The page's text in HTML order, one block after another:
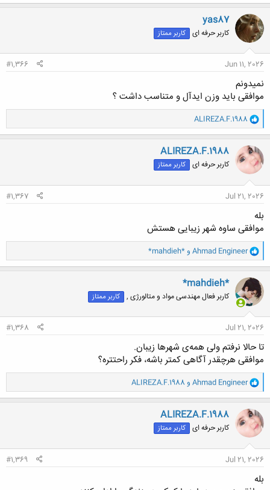
ک
ن
ش
ه
ا
yas87
کاربر حرفه ای کاربر ممتاز
Jun 11, 2026
#1,366
نمیدونم
موافقی باید وزن ایدآل و متناسب داشت ؟
و
ا
ک
ن
ش
ه
ا
ALIREZA.F.1988
ALIREZA.F.1988
کاربر حرفه ای کاربر ممتاز
Jul 21, 2026
#1,367
بله
موافقی ساوه شهر زیبایی هستش
و
ا
ک
ن
ش
ه
ا
Ahmad Engineer و *mahdieh*
*mahdieh*
کاربر فعال مهندسی مواد و متالورژی , کاربر ممتاز
Jul 21, 2026
#1,368
تا حالا نرفتم ولی همه‌ی شهرها زیبان.
موافقی هرچقدر آگاهی کمتر باشه، فکر راحتتره؟
و
ا
ک
ن
ش
ه
ا
Ahmad Engineer و ALIREZA.F.1988
ALIREZA.F.1988
کاربر حرفه ای کاربر ممتاز
Jul 21, 2026
#1,369
بله